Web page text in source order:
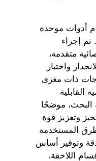
أدوات موحدة
تم إجراء
متقدمة،
واختبار
ذات مغزى
القابلية
البحث، موضحًا
وتعزيز قوة
المستخدمة
وتوفير أساس
اللاحقة.